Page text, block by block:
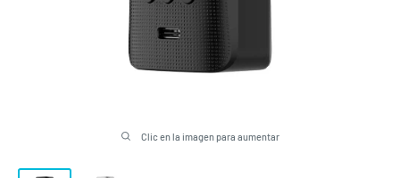
Clic en la imagen para aumentar